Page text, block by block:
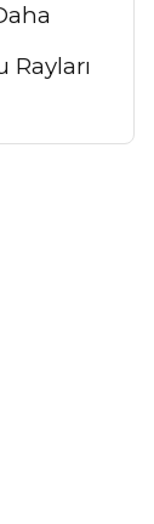
Rayları